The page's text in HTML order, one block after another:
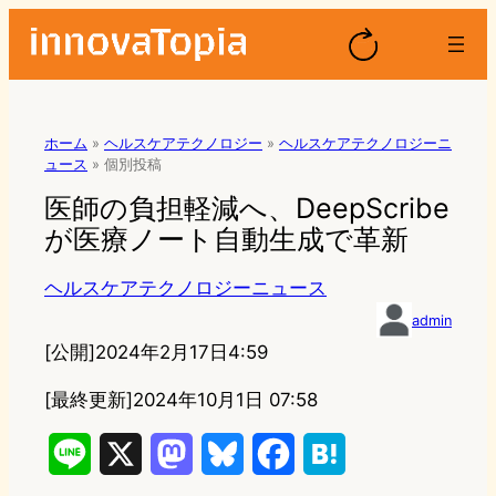
ホーム » ヘルスケアテクノロジー » ヘルスケアテクノロジーニ
ュース » 個別投稿
医師の負担軽減へ、DeepScribe
が医療ノート自動生成で革新
ヘルスケアテクノロジーニュース
admin
[公開]2024年2月17日4:59
[最終更新]2024年10月1日 07:58